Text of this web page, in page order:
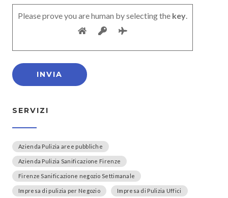
Please prove you are human by selecting the key.
SERVIZI
Azienda Pulizia aree pubbliche
Azienda Pulizia Sanificazione Firenze
Firenze Sanificazione negozio Settimanale
Impresa di pulizia per Negozio Impresa di Pulizia Uffici